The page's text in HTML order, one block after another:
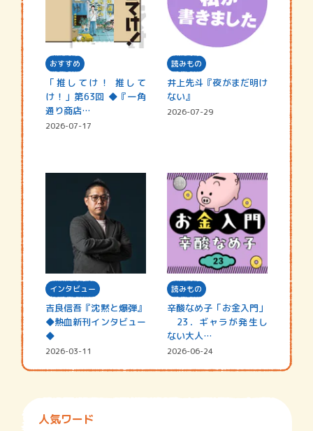
おすすめ
「推してけ！ 推して
け！」第63回 ◆『一角
通り商店…
2026-07-17
読みもの
井上先斗『夜がまだ明け
ない』
2026-07-29
インタビュー
吉良信吾『沈黙と爆弾』
◆熱血新刊インタビュー
◆
2026-03-11
読みもの
辛酸なめ子「お金入門」
23．ギャラが発生し
ない大人…
2026-06-24
人気ワード